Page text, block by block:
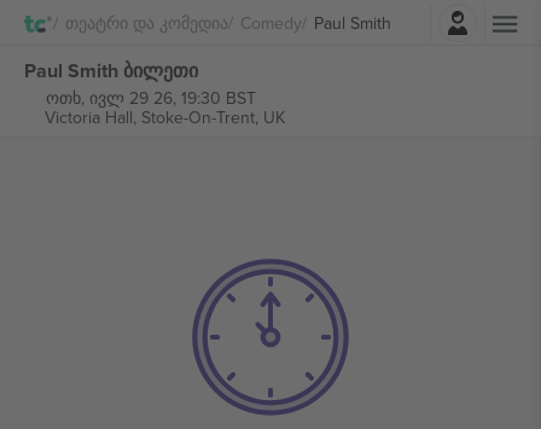
Თეატრი Და Კომედია Comedy Paul Smith
შესვლა
Paul Smith ბილეთი
ოთხ, ივლ 29 26, 19:30 BST
Victoria Hall, Stoke-On-Trent, UK